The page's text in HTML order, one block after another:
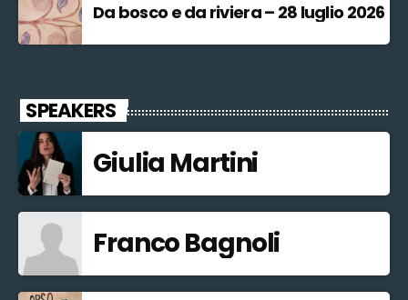
Da bosco e da riviera – 28 luglio 2026
SPEAKERS
Giulia Martini
Franco Bagnoli